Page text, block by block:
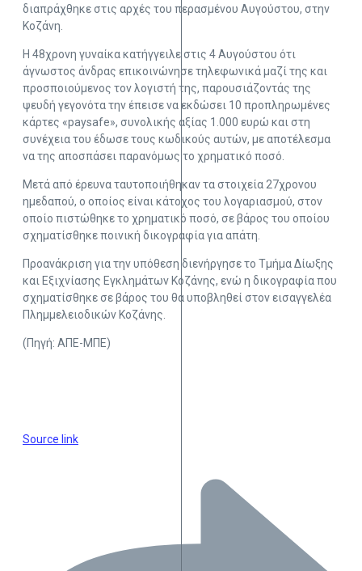
διαπράχθηκε στις αρχές του περασμένου Αυγούστου, στην
Κοζάνη.
Η 48χρονη γυναίκα κατήγγειλε στις 4 Αυγούστου ότι
άγνωστος άνδρας επικοινώνησε τηλεφωνικά μαζί της και
προσποιούμενος τον λογιστή της, παρουσιάζοντάς της
ψευδή γεγονότα την έπεισε να εκδώσει 10 προπληρωμένες
κάρτες «paysafe», συνολικής αξίας 1.000 ευρώ και στη
συνέχεια του έδωσε τους κωδικούς αυτών, με αποτέλεσμα
να της αποσπάσει παρανόμως το χρηματικό ποσό.
Μετά από έρευνα ταυτοποιήθηκαν τα στοιχεία 27χρονου
ημεδαπού, ο οποίος είναι κάτοχος του λογαριασμού, στον
οποίο πιστώθηκε το χρηματικό ποσό, σε βάρος του οποίου
σχηματίσθηκε ποινική δικογραφία για απάτη.
Προανάκριση για την υπόθεση διενήργησε το Τμήμα Δίωξης
και Εξιχνίασης Εγκλημάτων Κοζάνης, ενώ η δικογραφία που
σχηματίσθηκε σε βάρος του θα υποβληθεί στον εισαγγελέα
Πλημμελειοδικών Κοζάνης.
(Πηγή: ΑΠΕ-ΜΠΕ)
Source link